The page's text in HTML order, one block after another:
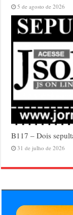
5 de agosto de 2026
B117 – Dois
31 de julho de 2026